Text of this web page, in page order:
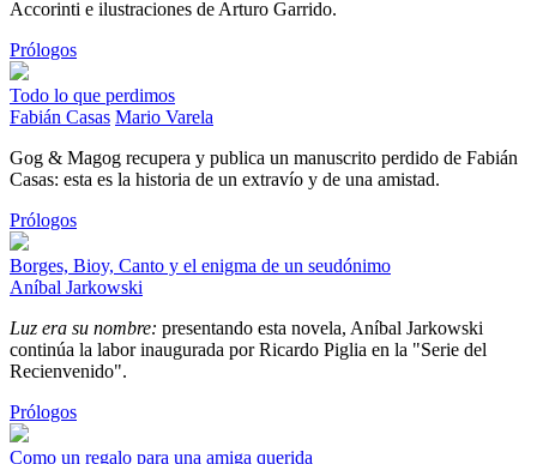
Accorinti e ilustraciones de Arturo Garrido.
Prólogos
Todo lo que perdimos
Fabián Casas Mario Varela
Gog & Magog recupera y publica un manuscrito perdido de Fabián
Casas: esta es la historia de un extravío y de una amistad.
Prólogos
Borges, Bioy, Canto y el enigma de un seudónimo
Aníbal Jarkowski
Luz era su nombre: presentando esta novela, Aníbal Jarkowski
continúa la labor inaugurada por Ricardo Piglia en la "Serie del
Recienvenido".
Prólogos
Como un regalo para una amiga querida